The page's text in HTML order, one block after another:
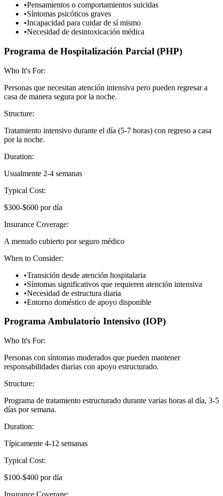
•Pensamientos o comportamientos suicidas
•Síntomas psicóticos graves
•Incapacidad para cuidar de sí mismo
•Necesidad de desintoxicación médica
Programa de Hospitalización Parcial (PHP)
Who It's For:
Personas que necesitan atención intensiva pero pueden regresar a
casa de manera segura por la noche.
Structure:
Tratamiento intensivo durante el día (5-7 horas) con regreso a casa
por la noche.
Duration:
Usualmente 2-4 semanas
Typical Cost:
$300-$600 por día
Insurance Coverage:
A menudo cubierto por seguro médico
When to Consider:
•Transición desde atención hospitalaria
•Síntomas significativos que requieren atención intensiva
•Necesidad de estructura diaria
•Entorno doméstico de apoyo disponible
Programa Ambulatorio Intensivo (IOP)
Who It's For:
Personas con síntomas moderados que pueden mantener
responsabilidades diarias con apoyo estructurado.
Structure:
Programa de tratamiento estructurado durante varias horas al día, 3-5
días por semana.
Duration:
Típicamente 4-12 semanas
Typical Cost:
$100-$400 por día
Insurance Coverage: